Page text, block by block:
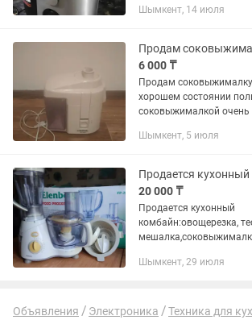
Шымкент, 14 июля
Продам
6 000 ₸
Продам
хорошем состоянии
соковыжималкой очень
Окончательно без
Шымкент, 5 июля
Продается
20 000 ₸
Продается кухонный
комбайн:овощерезка,
уместен
Шымкент, 29 июля
Объявления Электроника
Техника для